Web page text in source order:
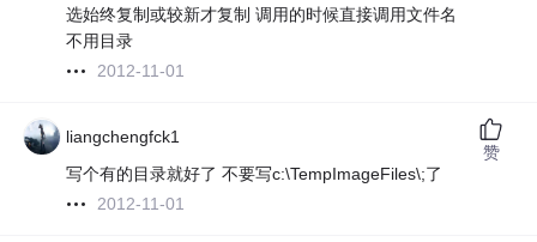
选始终复制或较新才复制 调用的时候直接调用文件名
不用目录
2012-11-01
liangchengfck1
写个有的目录就好了 不要写c:\TempImageFiles\;了
2012-11-01
赞